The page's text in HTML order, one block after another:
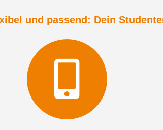
und passend: Dein Student